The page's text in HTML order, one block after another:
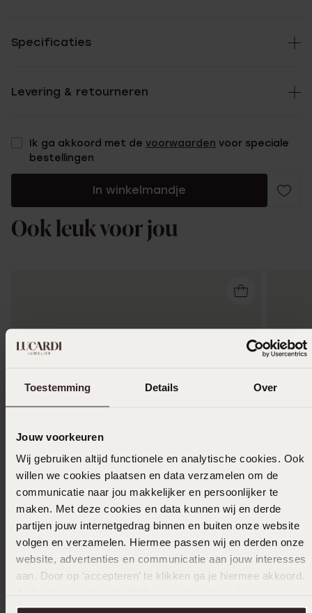
Toestemming Details Over
Jouw voorkeuren
Wij gebruiken altijd functionele en analytische cookies. Ook
willen we cookies plaatsen en data verzamelen om de
communicatie naar jou makkelijker en persoonlijker te
maken. Met deze cookies en data kunnen wij en derde
partijen jouw internetgedrag binnen en buiten onze website
volgen en verzamelen. Hiermee passen wij en derden onze
website, advertenties en communicatie aan jouw interesses
aan. Door op ‘accepteren’ te klikken ga je hiermee akkoord.
over in onscookiebeleid.
Specificaties
Levering & retourneren
Ik ga akkoord met de voorwaarden voor speciale
bestellingen
In winkelmandje
Ook leuk voor jou
Stainless steel goldplated armband met
gourmetschakel
24 99
Waterproof
Zilveren
29.9919